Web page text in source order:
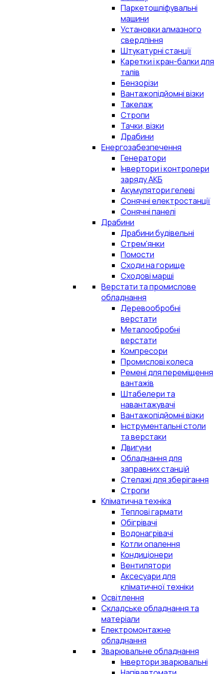
Паркетошліфувальні
машини
Установки алмазного
свердління
Штукатурні станції
Каретки і кран-балки для
талів
Бензорізи
Вантажопідйомні візки
Такелаж
Стропи
Тачки, візки
Драбини
Енергозабезпечення
Генератори
Інвертори і контролери
заряду АКБ
Акумулятори гелеві
Сонячні електростанції
Сонячні панелі
Драбини
Драбини будівельні
Стрем'янки
Помости
Сходи на горище
Сходові марші
Верстати та промислове
обладнання
Деревообробні
верстати
Металообробні
верстати
Компресори
Промислові колеса
Ремені для переміщення
вантажів
Штабелери та
навантажувачі
Вантажопідйомні візки
Інструментальні столи
та верстаки
Двигуни
Обладнання для
заправних станцій
Стелажі для зберігання
Стропи
Кліматична техніка
Теплові гармати
Обігрівачі
Водонагрівачі
Котли опалення
Кондиціонери
Вентилятори
Аксесуари для
кліматичної техніки
Освітлення
Складське обладнання та
матеріали
Електромонтажне
обладнання
Зварювальне обладнання
Інвертори зварювальні